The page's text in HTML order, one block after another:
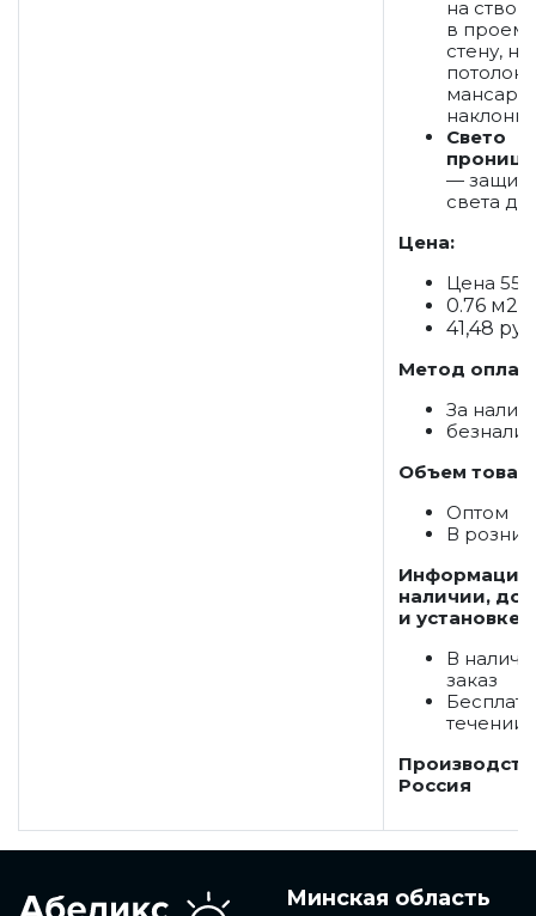
на
в проем,
стену, на
потолок,
Свето
—
света до
Цена:
Цена 55
0.76 м2
41,48
Метод
За
Объем
Оптом
В
Информация
наличии,
и установке:
В
заказ
течении
Россия
Минская область